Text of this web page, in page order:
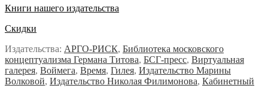
Книги нашего издательства
Скидки
Издательства: АРГО-РИСК, Библиотека московского
концептуализма Германа Титова, БСГ-пресс, Виртуальная
галерея, Воймега, Время, Гилея, Издательство Марины
Волковой, Издательство Николая Филимонова, Кабинетный